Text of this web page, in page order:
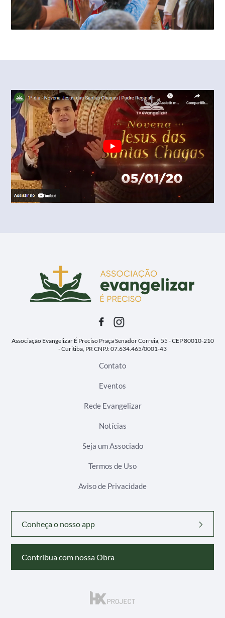
Associação Evangelizar É PrecisoPraça Senador Correia, 55 - CEP 80010-210
- Curitiba, PRCNPJ: 07.634.465/0001-43
Contato
Eventos
Rede Evangelizar
Notícias
Seja um Associado
Termos de Uso
Aviso de Privacidade
Conheça o nosso app
Contribua com nossa Obra